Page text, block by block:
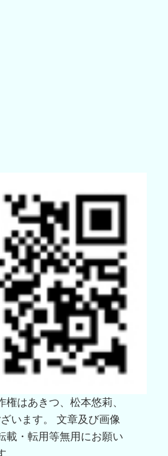
はあきつ、松本悠莉、
います。 文章及び画像
載・転用等無用にお願い